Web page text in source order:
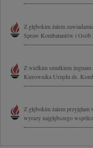
Z głębokim żalem
Spraw Kombatantów i
Z wielkim smutkiem żegnam
Kierownika Urzędu ds.
Z głębokim żalem
wyrazy najgłębszego